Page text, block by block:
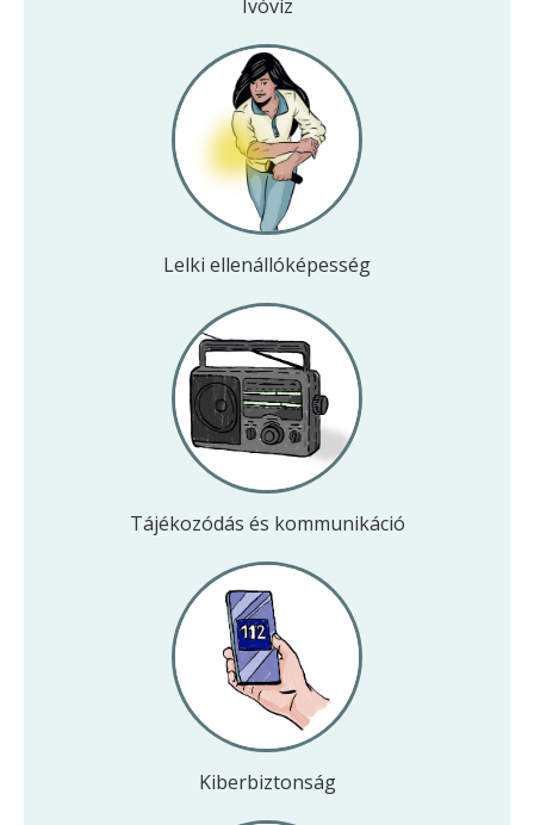
Ivóvíz
Lelki ellenálló­képesség
Tájékozódás és kommunikáció
Kiber­biztonság